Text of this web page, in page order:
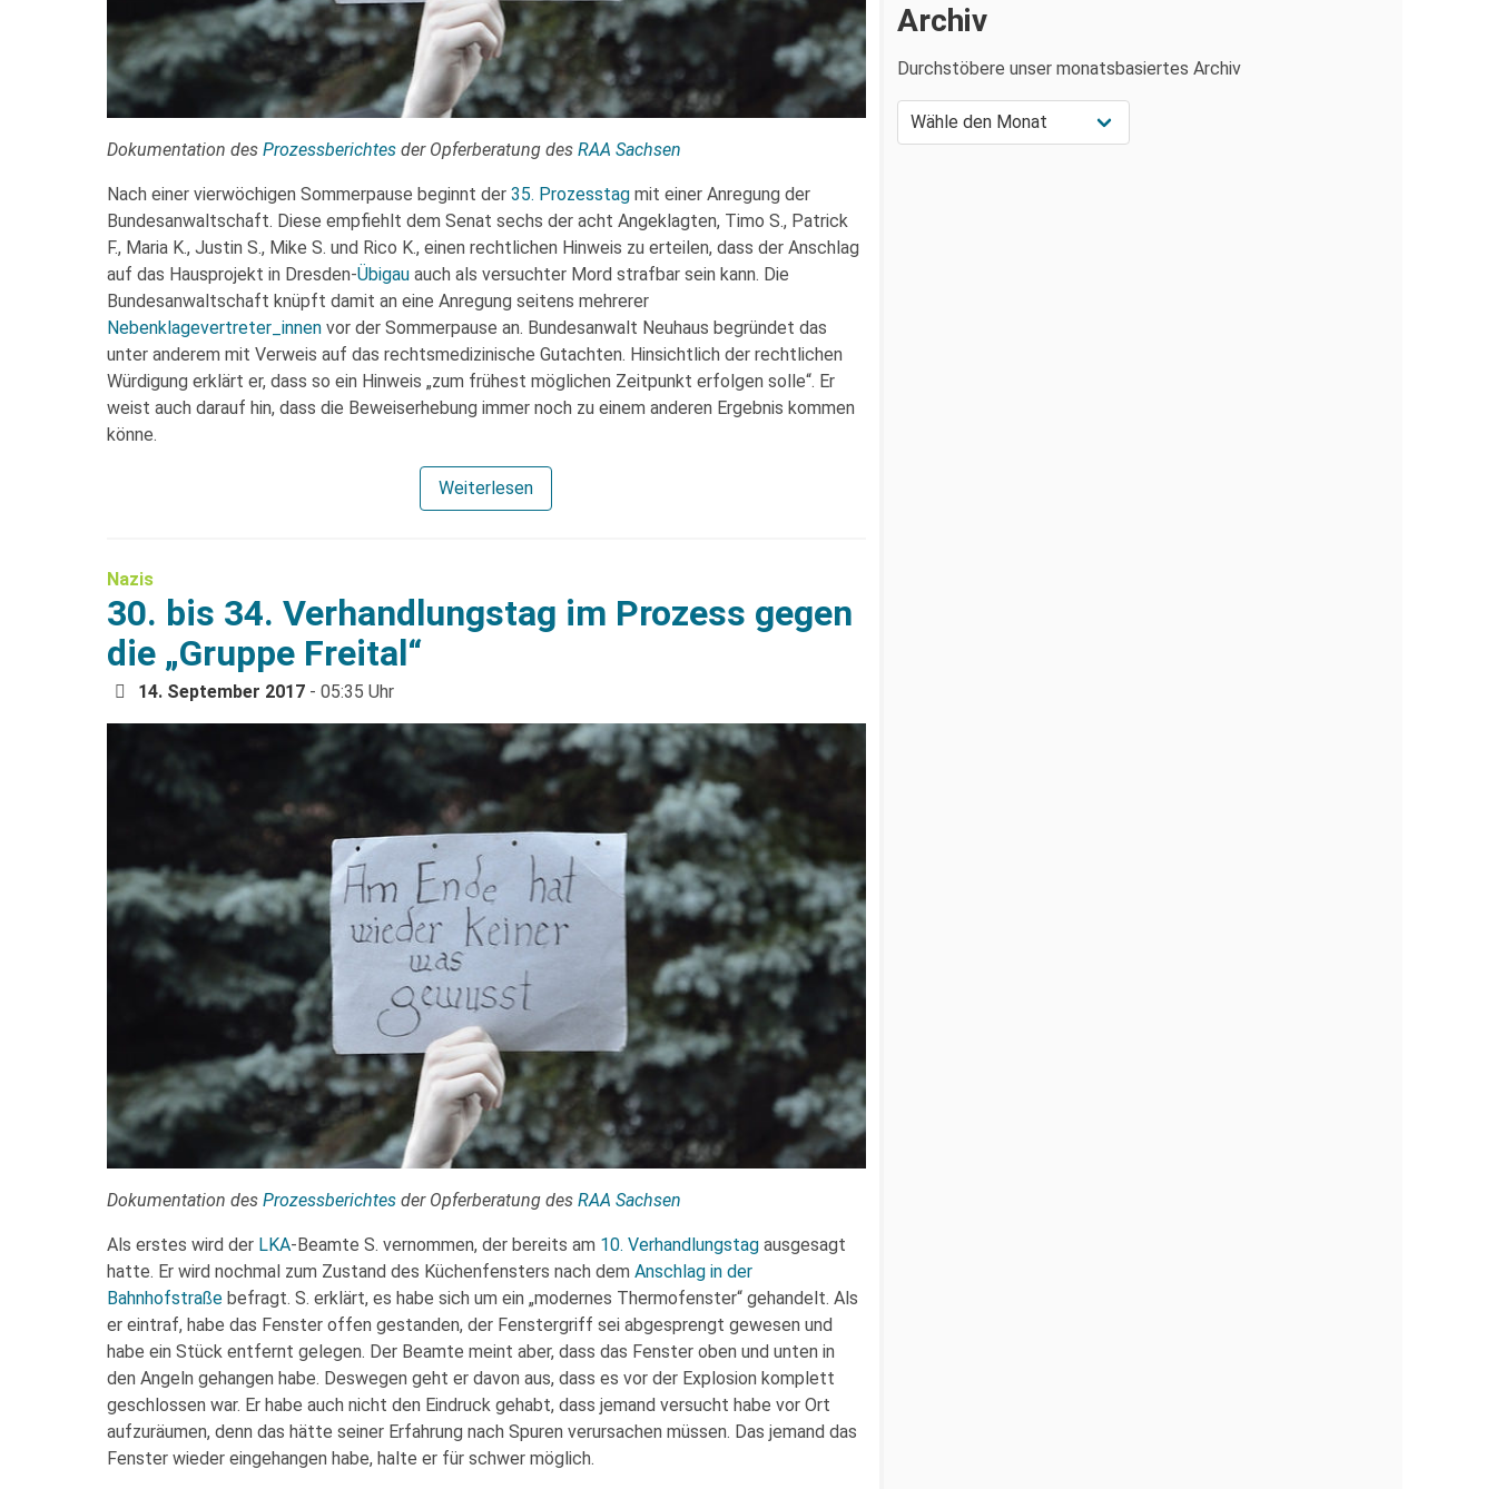
Dokumentation des Prozessberichtes der Opferberatung des RAA Sachsen
Nach einer vierwöchigen Sommerpause beginnt der 35. Prozesstag mit einer Anregung der
Bundesanwaltschaft. Diese empfiehlt dem Senat sechs der acht Angeklagten, Timo S., Patrick
F., Maria K., Justin S., Mike S. und Rico K., einen rechtlichen Hinweis zu erteilen, dass der Anschlag
auf das Hausprojekt in Dresden-Übigau auch als versuchter Mord strafbar sein kann. Die
Bundesanwaltschaft knüpft damit an eine Anregung seitens mehrerer
Nebenklagevertreter_innen vor der Sommerpause an. Bundesanwalt Neuhaus begründet das
unter anderem mit Verweis auf das rechtsmedizinische Gutachten. Hinsichtlich der rechtlichen
Würdigung erklärt er, dass so ein Hinweis „zum frühest möglichen Zeitpunkt erfolgen solle“. Er
weist auch darauf hin, dass die Beweiserhebung immer noch zu einem anderen Ergebnis kommen
könne.
Weiterlesen
Nazis
30. bis 34. Verhandlungstag im Prozess gegen
die „Gruppe Freital“
14. September 2017 - 05:35 Uhr
Dokumentation des Prozessberichtes der Opferberatung des RAA Sachsen
Als erstes wird der LKA-Beamte S. vernommen, der bereits am 10. Verhandlungstag ausgesagt
hatte. Er wird nochmal zum Zustand des Küchenfensters nach dem Anschlag in der
Bahnhofstraße befragt. S. erklärt, es habe sich um ein „modernes Thermofenster“ gehandelt. Als
er eintraf, habe das Fenster offen gestanden, der Fenstergriff sei abgesprengt gewesen und
habe ein Stück entfernt gelegen. Der Beamte meint aber, dass das Fenster oben und unten in
den Angeln gehangen habe. Deswegen geht er davon aus, dass es vor der Explosion komplett
geschlossen war. Er habe auch nicht den Eindruck gehabt, dass jemand versucht habe vor Ort
aufzuräumen, denn das hätte seiner Erfahrung nach Spuren verursachen müssen. Das jemand das
Fenster wieder eingehangen habe, halte er für schwer möglich.
Archiv
Durchstöbere unser monatsbasiertes Archiv